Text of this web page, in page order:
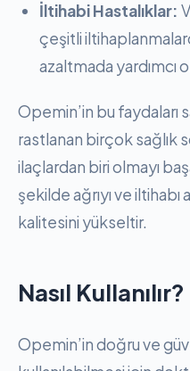
İltihabi Hastalıklar:
çeşitli
azaltmada yardımcı
Opemin’in bu faydaları
rastlanan birçok sağlık
ilaçlardan biri olmayı
şekilde ağrıyı ve
kalitesini yükseltir.
Nasıl Kullanılır?
Opemin’in doğru ve